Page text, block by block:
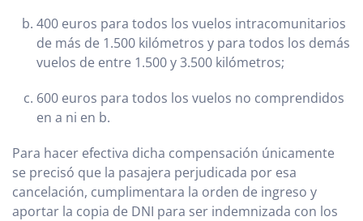
400 euros para todos los vuelos intracomunitarios
de más de 1.500 kilómetros y para todos los demás
vuelos de entre 1.500 y 3.500 kilómetros;
600 euros para todos los vuelos no comprendidos
en a ni en b.
Para hacer efectiva dicha compensación únicamente
se precisó que la pasajera perjudicada por esa
cancelación, cumplimentara la orden de ingreso y
aportar la copia de DNI para ser indemnizada con los